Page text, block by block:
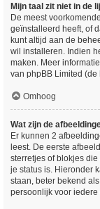
Mijn taal zit niet in de
De meest
geïnstalleerd heeft, of
kunt altijd aan de
wil installeren. Indien
maken. Meer
van phpBB Limited
Omhoog
Wat zijn de
Er kunnen 2
leest. De eerste
sterretjes of blokjes
je status is. Hieronder
staan, beter bekend
persoonlijk voor iedere